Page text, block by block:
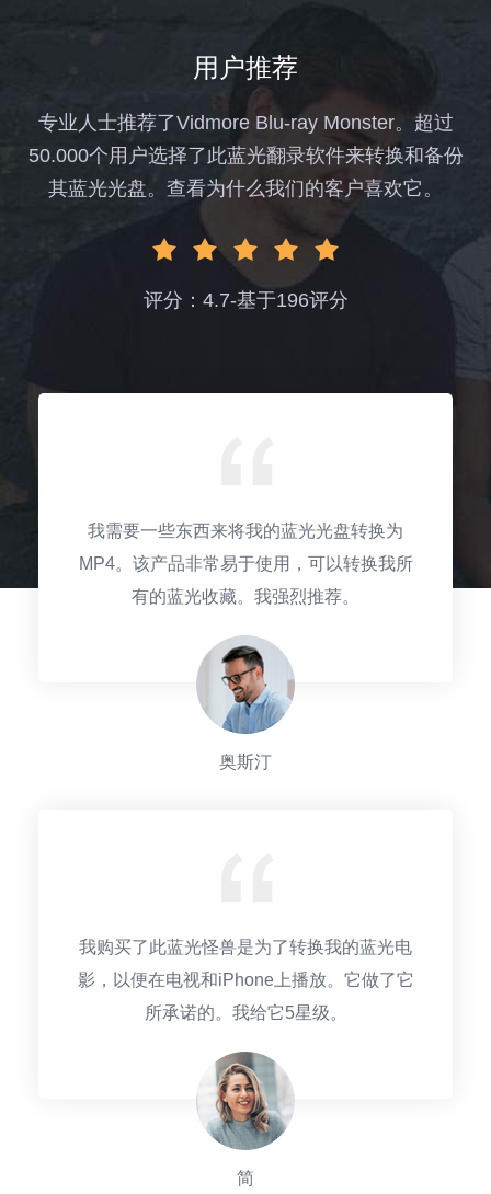
用户推荐
专业人士推荐了Vidmore Blu-ray Monster。超过
50.000个用户选择了此蓝光翻录软件来转换和备份
其蓝光光盘。查看为什么我们的客户喜欢它。
评分：4.7-基于196评分
我需要一些东西来将我的蓝光光盘转换为
MP4。该产品非常易于使用，可以转换我所
有的蓝光收藏。我强烈推荐。
奥斯汀
我购买了此蓝光怪兽是为了转换我的蓝光电
影，以便在电视和iPhone上播放。它做了它
所承诺的。我给它5星级。
简